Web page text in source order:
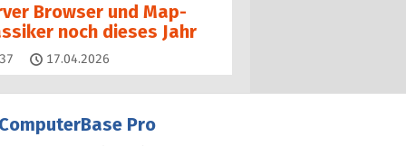
Browser und Map-
noch dieses Jahr
Kommentare
17.04.2026
Pro